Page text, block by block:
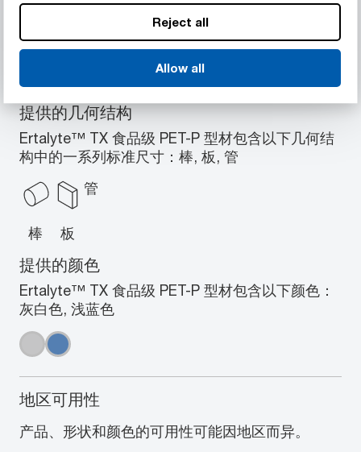
Reject all
Allow all
耐污染性良好
非常适用于高压和高速条件
提供的几何结构
Ertalyte™ TX 食品级 PET-P 型材包含以下几何结
构中的一系列标准尺寸：棒, 板, 管
棒 板
管
提供的颜色
Ertalyte™ TX 食品级 PET-P 型材包含以下颜色：
灰白色, 浅蓝色
地区可用性
产品、形状和颜色的可用性可能因地区而异。